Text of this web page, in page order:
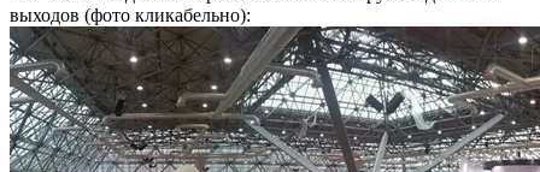
выходов (фото кликабельно):